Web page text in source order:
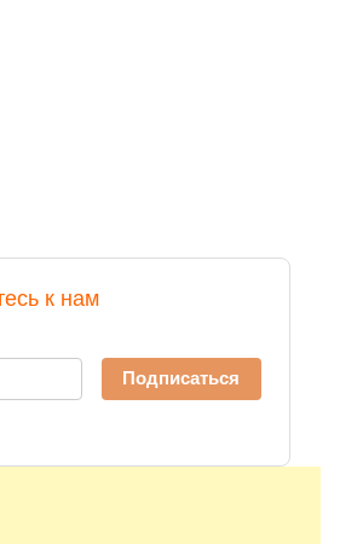
к нам
Подписаться